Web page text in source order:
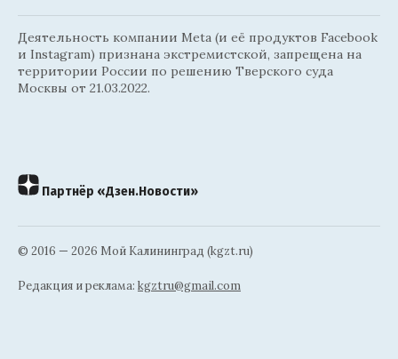
Деятельность компании Meta (и её продуктов Facebook
и Instagram) признана экстремистской, запрещена на
территории России по решению Тверского суда
Москвы от 21.03.2022.
Партнёр «Дзен.Новости»
© 2016 — 2026 Мой Калининград (kgzt.ru)
Редакция и реклама: kgztru@gmail.com